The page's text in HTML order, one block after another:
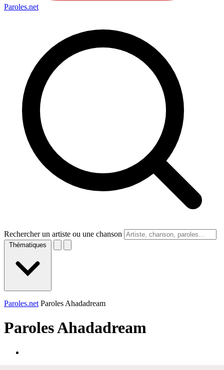
Paroles.net
Rechercher un artiste ou une chanson
Thématiques
Paroles.net Paroles Ahadadream
ParolesAhadadream